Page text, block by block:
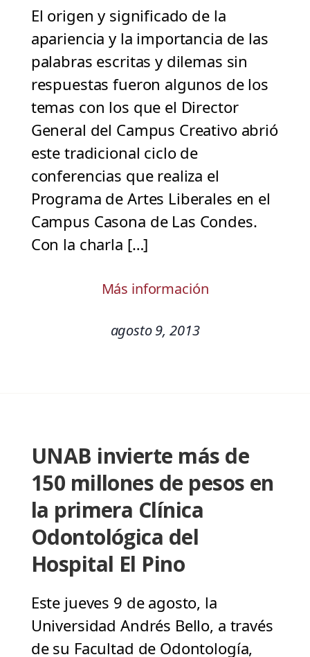
El origen y significado de la
apariencia y la importancia de las
palabras escritas y dilemas sin
respuestas fueron algunos de los
temas con los que el Director
General del Campus Creativo abrió
este tradicional ciclo de
conferencias que realiza el
Programa de Artes Liberales en el
Campus Casona de Las Condes.
Con la charla […]
Más información
agosto 9, 2013
UNAB invierte más de
150 millones de pesos en
la primera Clínica
Odontológica del
Hospital El Pino
Este jueves 9 de agosto, la
Universidad Andrés Bello, a través
de su Facultad de Odontología,